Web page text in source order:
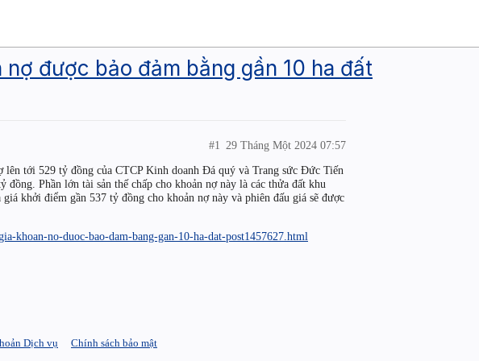
được bảo đảm bằng gần 10 ha đất
29 Tháng Một 2024 07:57
#1
lên tới 529 tỷ đồng của CTCP Kinh doanh Đá quý và Trang sức Đức Tiến
Phần lớn tài sản thế chấp cho khoản nợ này là các thửa đất khu
khởi điểm gần 537 tỷ đồng cho khoản nợ này và phiên đấu giá sẽ được
khoan-no-duoc-bao-dam-bang-gan-10-ha-dat-post1457627.html
Dịch vụ Chính sách bảo mật